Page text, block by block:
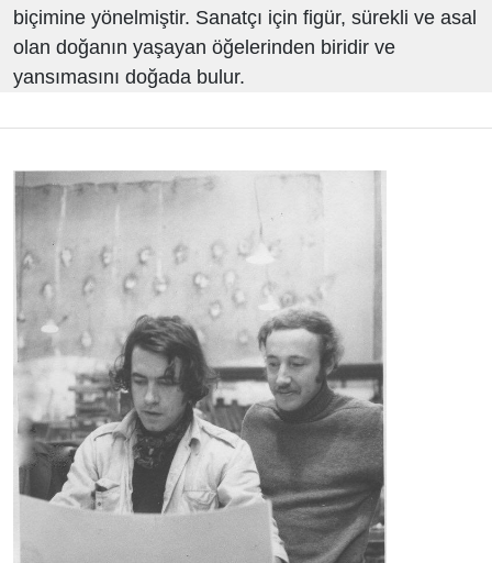
biçimine yönelmiştir. Sanatçı için figür, sürekli ve asal
olan doğanın yaşayan öğelerinden biridir ve
yansımasını doğada bulur.